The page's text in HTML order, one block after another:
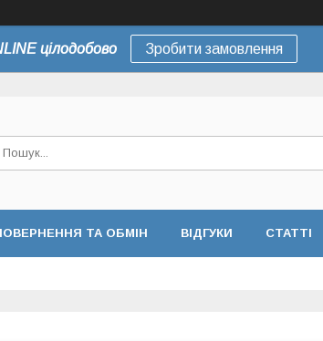
цілодобово Зробити замовлення
ТА ОБМІН ВІДГУКИ СТАТТІ